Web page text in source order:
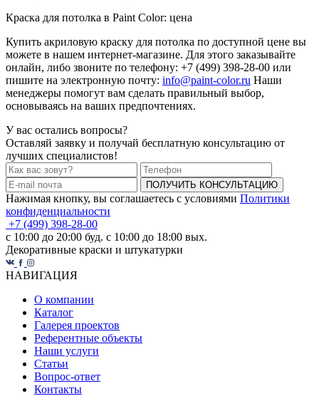
Краска для потолка в Paint Color: цена
Купить акриловую краску для потолка по доступной цене вы
можете в нашем интернет-магазине. Для этого заказывайте
онлайн, либо звоните по телефону: +7 (499) 398-28-00 или
пишите на электронную почту: info@paint-color.ru Наши
менеджеры помогут вам сделать правильный выбор,
основываясь на ваших предпочтениях.
У вас остались вопросы?
Оставляй заявку и получай бесплатную консультацию от
лучших специалистов!
ПОЛУЧИТЬ КОНСУЛЬТАЦИЮ
Нажимая кнопку, вы соглашаетесь с условиями Политики
конфиденциальности
+7 (499) 398-28-00
с 10:00 до 20:00 буд. с 10:00 до 18:00 вых.
Декоративные краски и штукатурки
НАВИГАЦИЯ
О компании
Каталог
Галерея проектов
Референтные объекты
Наши услуги
Статьи
Вопрос-ответ
Контакты